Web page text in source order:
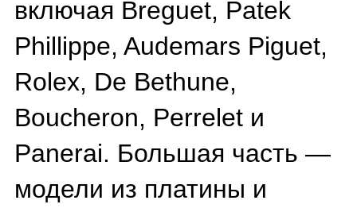
выставленных часов
Bovet, отметив, что в
официальных коллекциях
бренда нет похожих
моделей.
Рынок конфискованных
часов — это уникальный